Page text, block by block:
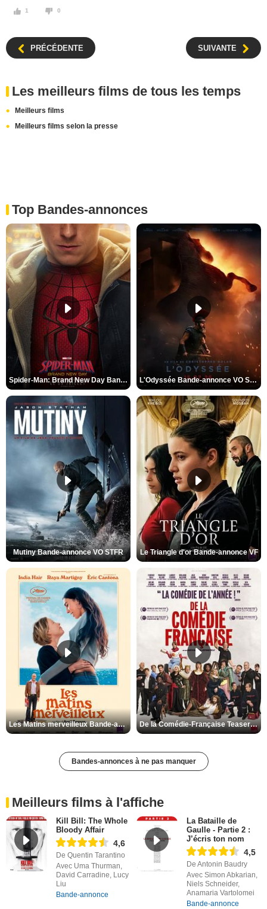
1 0
PRÉCÉDENTE SUIVANTE
Les meilleurs films de tous les temps
Meilleurs films
Meilleurs films selon la presse
Top Bandes-annonces
Spider-Man: Brand New Day Bande-annonce VO STFR L'Odyssée Bande-annonce VO STFR
Mutiny Bande-annonce VO STFR Le Triangle d'or Bande-annonce VF
Les Matins merveilleux Bande-annonce VF De la Comédie-Française Teaser VF
Bandes-annonces à ne pas manquer
Meilleurs films à l'affiche
Kill Bill: The Whole
Bloody Affair
4,6
De Quentin Tarantino
Avec Uma Thurman,
David Carradine, Lucy
Liu
Bande-annonce
La Bataille de
Gaulle - Partie 2 :
J’écris ton nom
4,5
De Antonin Baudry
Avec Simon Abkarian,
Niels Schneider,
Anamaria Vartolomei
Bande-annonce